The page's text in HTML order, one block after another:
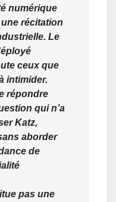
numérique
récitation
Le
ceux que
intimider.
répondre
qui n’a
Katz,
aborder
de
pas une